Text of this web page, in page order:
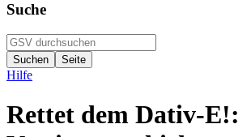
Suche
Hilfe
Rettet dem Dativ-E!: